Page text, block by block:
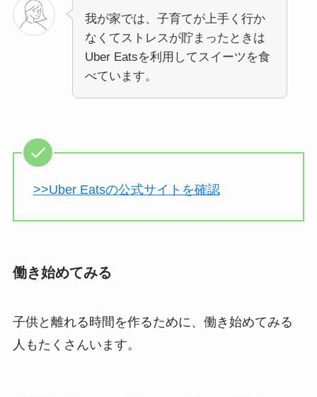
我が家では、子育てが上手く行か
なくてストレスが貯まったときは
Uber Eatsを利用してスイーツを食
べています。
>>Uber Eatsの公式サイトを確認
働き始めてみる
子供と離れる時間を作るために、働き始めてみる
人もたくさんいます。